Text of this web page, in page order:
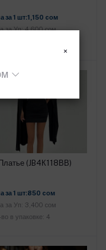
за 1 шт:1,150 cом
за Уп: 4,600 cом
Платье (JB4К118ВВ)
за 1 шт:850 cом
за Уп: 3,400 cом
во в упаковке: 4
×